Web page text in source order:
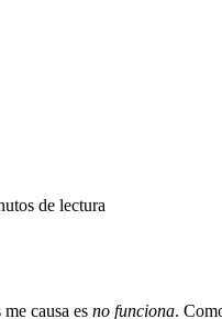
de lectura
causa es no funciona.